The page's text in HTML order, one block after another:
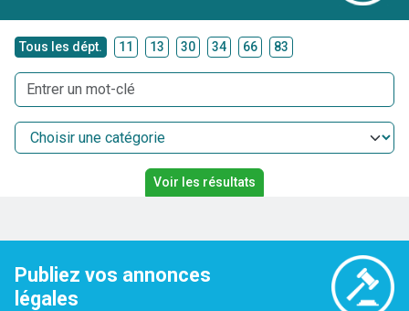
Tous les dépt. 11 13 30 34 66 83
Publiez vos annonces
légales